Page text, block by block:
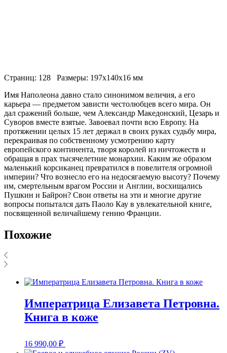
Страниц: 128 Размеры: 197x140x16 мм
Имя Наполеона давно стало синонимом величия, а его
карьера — предметом зависти честолюбцев всего мира. Он
дал сражений больше, чем Александр Македонский, Цезарь и
Суворов вместе взятые. Завоевал почти всю Европу. На
протяжении целых 15 лет держал в своих руках судьбу мира,
перекраивая по собственному усмотрению карту
европейского континента, творя королей из ничтожеств и
обращая в прах тысячелетние монархии. Каким же образом
маленький корсиканец превратился в повелителя огромной
империи? Что вознесло его на недосягаемую высоту? Почему
им, смертельным врагом России и Англии, восхищались
Пушкин и Байрон? Свои ответы на эти и многие другие
вопросы попытался дать Паоло Кау в увлекательной книге,
посвященной величайшему гению Франции.
Похожие
Императрица Елизавета Петровна.
Книга в коже
16 990,00 ₽